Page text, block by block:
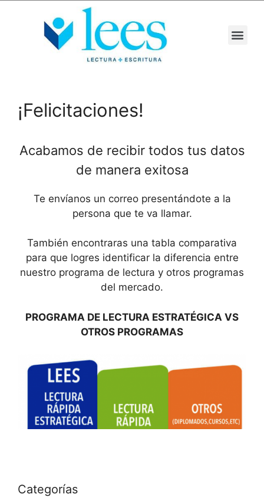
¡Felicitaciones!
Acabamos de recibir todos tus datos
de manera exitosa
Te envíanos un correo presentándote a la
persona que te va llamar.
También encontraras una tabla comparativa
para que logres identificar la diferencia entre
nuestro programa de lectura y otros programas
del mercado.
PROGRAMA DE LECTURA ESTRATÉGICA VS
OTROS PROGRAMAS
Categorías